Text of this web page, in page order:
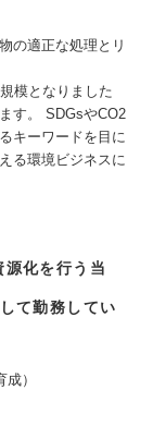
の適正な処理とリ
模となりました
す。 SDGsやCO2
キーワードを目に
る環境ビジネスに
化を行う当
て勤務してい
）